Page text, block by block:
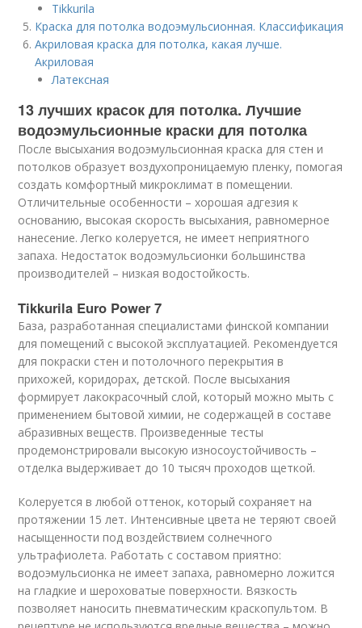
Tikkurila
Краска для потолка водоэмульсионная. Классификация
Акриловая краска для потолка, какая лучше.
Акриловая
Латексная
13 лучших красок для потолка. Лучшие
водоэмульсионные краски для потолка
После высыхания водоэмульсионная краска для стен и
потолков образует воздухопроницаемую пленку, помогая
создать комфортный микроклимат в помещении.
Отличительные особенности – хорошая адгезия к
основанию, высокая скорость высыхания, равномерное
нанесение. Легко колеруется, не имеет неприятного
запаха. Недостаток водоэмульсионки большинства
производителей – низкая водостойкость.
Tikkurila Euro Power 7
База, разработанная специалистами финской компании
для помещений с высокой эксплуатацией. Рекомендуется
для покраски стен и потолочного перекрытия в
прихожей, коридорах, детской. После высыхания
формирует лакокрасочный слой, который можно мыть с
применением бытовой химии, не содержащей в составе
абразивных веществ. Произведенные тесты
продемонстрировали высокую износоустойчивость –
отделка выдерживает до 10 тысяч проходов щеткой.
Колеруется в любой оттенок, который сохраняет на
протяжении 15 лет. Интенсивные цвета не теряют своей
насыщенности под воздействием солнечного
ультрафиолета. Работать с составом приятно:
водоэмульсионка не имеет запаха, равномерно ложится
на гладкие и шероховатые поверхности. Вязкость
позволяет наносить пневматическим краскопультом. В